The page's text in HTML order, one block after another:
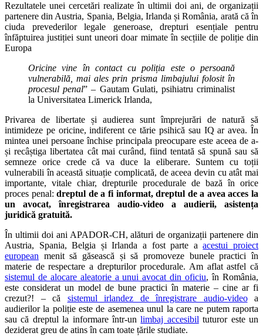
Rezultatele unei cercetări realizate în ultimii doi ani, de organizații
partenere din Austria, Spania, Belgia, Irlanda și România, arată că în
ciuda prevederilor legale generoase, drepturi esențiale pentru
înfăptuirea justiției sunt uneori doar mimate în secțiile de poliție din
Europa
Oricine vine în contact cu poliția este o persoană
vulnerabilă, mai ales prin prisma limbajului folosit în
procesul penal” – Gautam Gulati, psihiatru criminalist
la Universitatea Limerick Irlanda,
Privarea de libertate și audierea sunt împrejurări de natură să
intimideze pe oricine, indiferent ce tărie psihică sau IQ ar avea. În
mintea unei persoane închise principala preocupare este aceea de a-
și recâștiga libertatea cât mai curând, fiind tentată să spună sau să
semneze orice crede că va duce la eliberare. Suntem cu toții
vulnerabili în această situație complicată, de aceea devin cu atât mai
importante, vitale chiar, drepturile procedurale de bază în orice
proces penal:dreptul de a fi informat, dreptul de a avea acces la
un avocat, înregistrarea audio-video a audierii, asistența
juridică gratuită.
În ultimii doi ani APADOR-CH, alături de organizații partenere din
Austria, Spania, Belgia și Irlanda a fost parte aacestui proiect
european menit să găsească și să promoveze bunele practici în
materie de respectare a drepturilor procedurale. Am aflat astfel că
sistemul de alocare aleatorie a unui avocat din oficiu, în România,
este considerat un model de bune practici în materie – cine ar fi
crezut?! – că sistemul irlandez de înregistrare audio-videoa
audierilor la poliție este de asemenea unul la care ne putem raporta
sau că dreptul la informare într-unlimbaj accesibil tuturor este un
deziderat greu de atins în cam toate țările studiate.